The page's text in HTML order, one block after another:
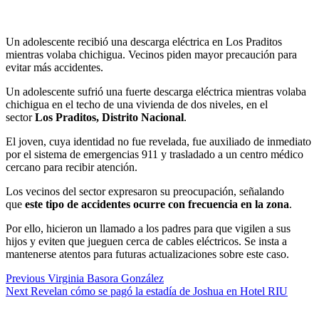
Un adolescente recibió una descarga eléctrica en Los Praditos
mientras volaba chichigua. Vecinos piden mayor precaución para
evitar más accidentes.
Un adolescente sufrió una fuerte descarga eléctrica mientras volaba
chichigua en el techo de una vivienda de dos niveles, en el
sectorLos Praditos, Distrito Nacional.
El joven, cuya identidad no fue revelada, fue auxiliado de inmediato
por el sistema de emergencias 911 y trasladado a un centro médico
cercano para recibir atención.
Los vecinos del sector expresaron su preocupación, señalando
que este tipo de accidentes ocurre con frecuencia en la zona.
Por ello, hicieron un llamado a los padres para que vigilen a sus
hijos y eviten que jueguen cerca de cables eléctricos. Se insta a
mantenerse atentos para futuras actualizaciones sobre este caso.
Previous Virginia Basora González
Next Revelan cómo se pagó la estadía de Joshua en Hotel RIU